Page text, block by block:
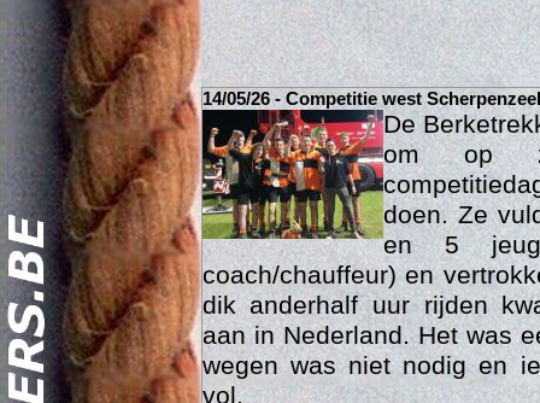
14/05/26 - Competitie west Scherpenzeel
De
om op
doen. Ze
en 5
coach/chauffeur) en
dik anderhalf uur rijden
aan in Nederland. Het was
wegen was niet nodig en
vol.